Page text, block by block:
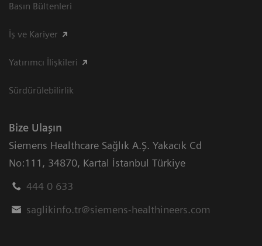
Basın Bültenleri
İş ve Kariyer
Yatırımcı İlişkileri
Sürdürülebilirlik
Bize Ulaşın
Siemens Healthcare Sağlık A.Ş. Yakacık Cd
No:111 , 34870, Kartal İstanbul Türkiye
444 0 633
saglikinfo.tr@siemens-healthineers.com